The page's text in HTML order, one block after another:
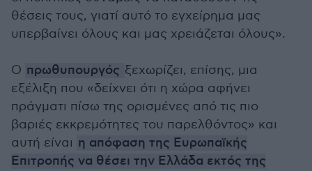
θέσεις τους, γιατί αυτό το εγχείρημα μας
υπερβαίνει όλους και μας χρειάζεται όλους».
Ο πρωθυπουργός ξεχωρίζει, επίσης, μια
εξέλιξη που «δείχνει ότι η χώρα αφήνει
πράγματι πίσω της ορισμένες από τις πιο
βαριές εκκρεμότητες του παρελθόντος» και
αυτή είναι η απόφαση της Ευρωπαϊκής
Επιτροπής να θέσει την Ελλάδα εκτός της